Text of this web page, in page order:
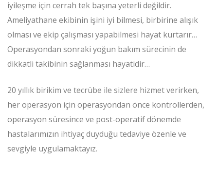
iyileşme için cerrah tek başına yeterli değildir.
Ameliyathane ekibinin işini iyi bilmesi, birbirine alışık
olması ve ekip çalışması yapabilmesi hayat kurtarır…
Operasyondan sonraki yoğun bakım sürecinin de
dikkatli takibinin sağlanması hayatidir…
20 yıllık birikim ve tecrübe ile sizlere hizmet verirken,
her operasyon için operasyondan önce kontrollerden,
operasyon süresince ve post-operatif dönemde
hastalarımızın ihtiyaç duyduğu tedaviye özenle ve
sevgiyle uygulamaktayız.